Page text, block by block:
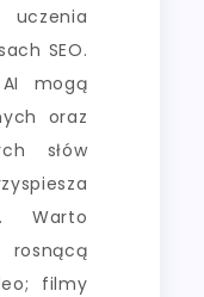
SEO.
mogą
oraz
słów
Warto
filmy